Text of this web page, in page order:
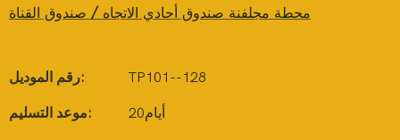
محطة مجلفنة صندوق أحادي الاتجاه / صندوق القناة
رقم الموديل: TP101--128
موعد التسليم: أيام20